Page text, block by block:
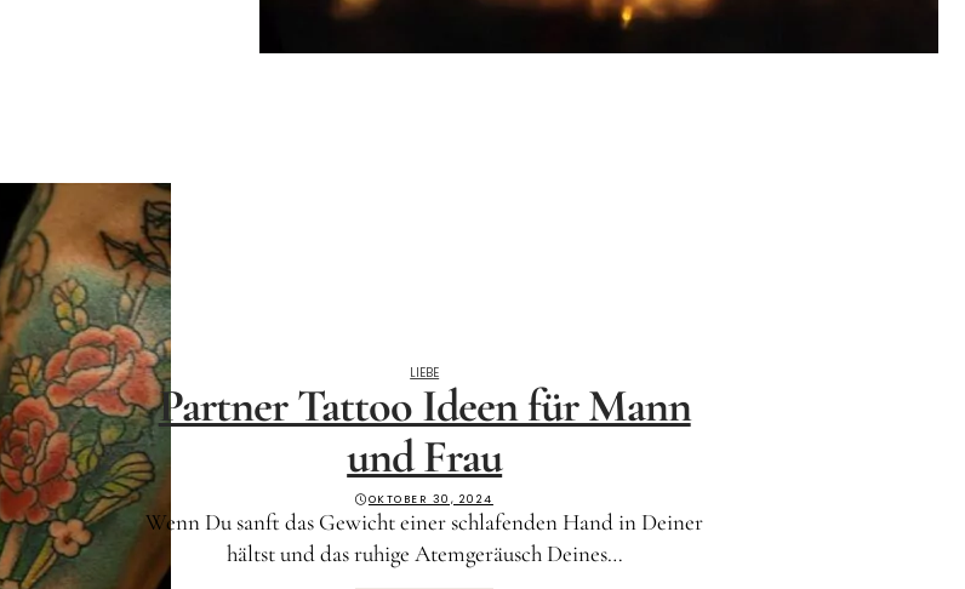
LIEBE
Partner Tattoo Ideen für Mann
und Frau
OKTOBER 30, 2024
Wenn Du sanft das Gewicht einer schlafenden Hand in Deiner
hältst und das ruhige Atemgeräusch Deines…